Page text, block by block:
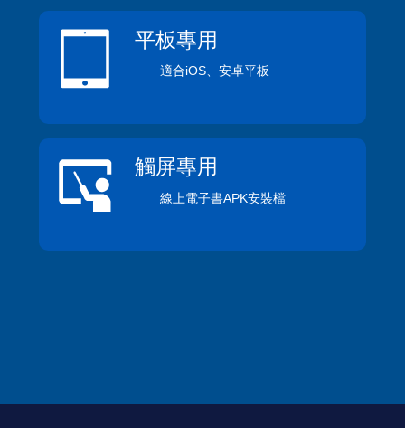
平板專用
適合iOS、安卓平板
觸屏專用
線上電子書APK安裝檔